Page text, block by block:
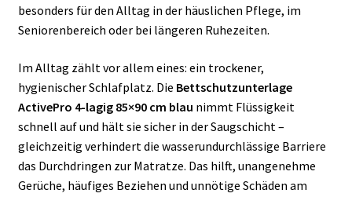
besonders für den Alltag in der häuslichen Pflege, im
Seniorenbereich oder bei längeren Ruhezeiten.
Im Alltag zählt vor allem eines: ein trockener,
hygienischer Schlafplatz. Die Bettschutzunterlage
ActivePro 4-lagig 85×90 cm blau nimmt Flüssigkeit
schnell auf und hält sie sicher in der Saugschicht –
gleichzeitig verhindert die wasserundurchlässige Barriere
das Durchdringen zur Matratze. Das hilft, unangenehme
Gerüche, häufiges Beziehen und unnötige Schäden am